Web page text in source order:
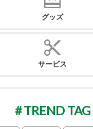
グッズ
サービス
TREND TAG